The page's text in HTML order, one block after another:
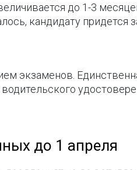
до 1-3
кандидату придется
экзаменов.
до 1 апреля